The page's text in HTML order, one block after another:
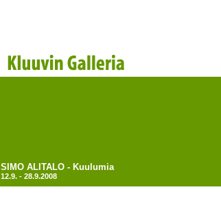
SIMO ALITALO - Kuulumia
12.9. - 28.9.2008